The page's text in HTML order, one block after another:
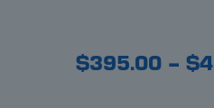
$395.00 – $